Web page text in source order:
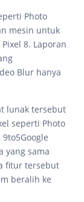
Photo
mesin untuk
8. Laporan
Blur hanya
lunak tersebut
seperti Photo
yang sama
fitur tersebut
beralih ke